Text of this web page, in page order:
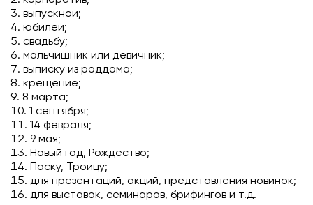
выпускной;
юбилей;
свадьбу;
мальчишник или девичник;
выписку из роддома;
крещение;
8 марта;
1 сентября;
14 февраля;
9 мая;
Новый год, Рождество;
Паску, Троицу;
для презентаций, акций, представления новинок;
для выставок, семинаров, брифингов и т.д.